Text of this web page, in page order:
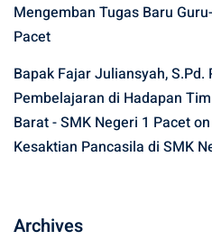
Mengemban Tugas Baru
Pacet
Bapak Fajar Juliansyah, S.Pd.
Pembelajaran di Hadapan
Barat - SMK Negeri 1 Paceton
Kesaktian Pancasila di SMK
Archives